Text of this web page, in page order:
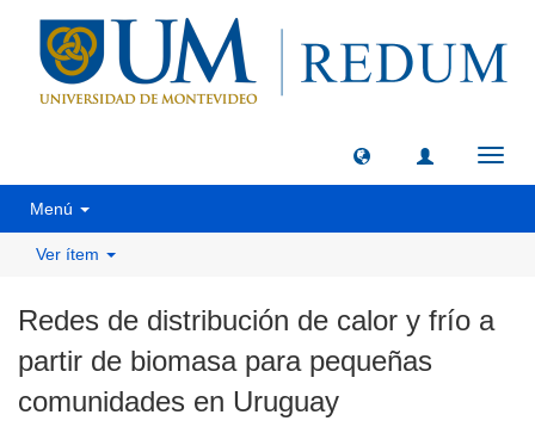
Menú
Ver ítem
Redes de distribución de calor y frío a
partir de biomasa para pequeñas
comunidades en Uruguay